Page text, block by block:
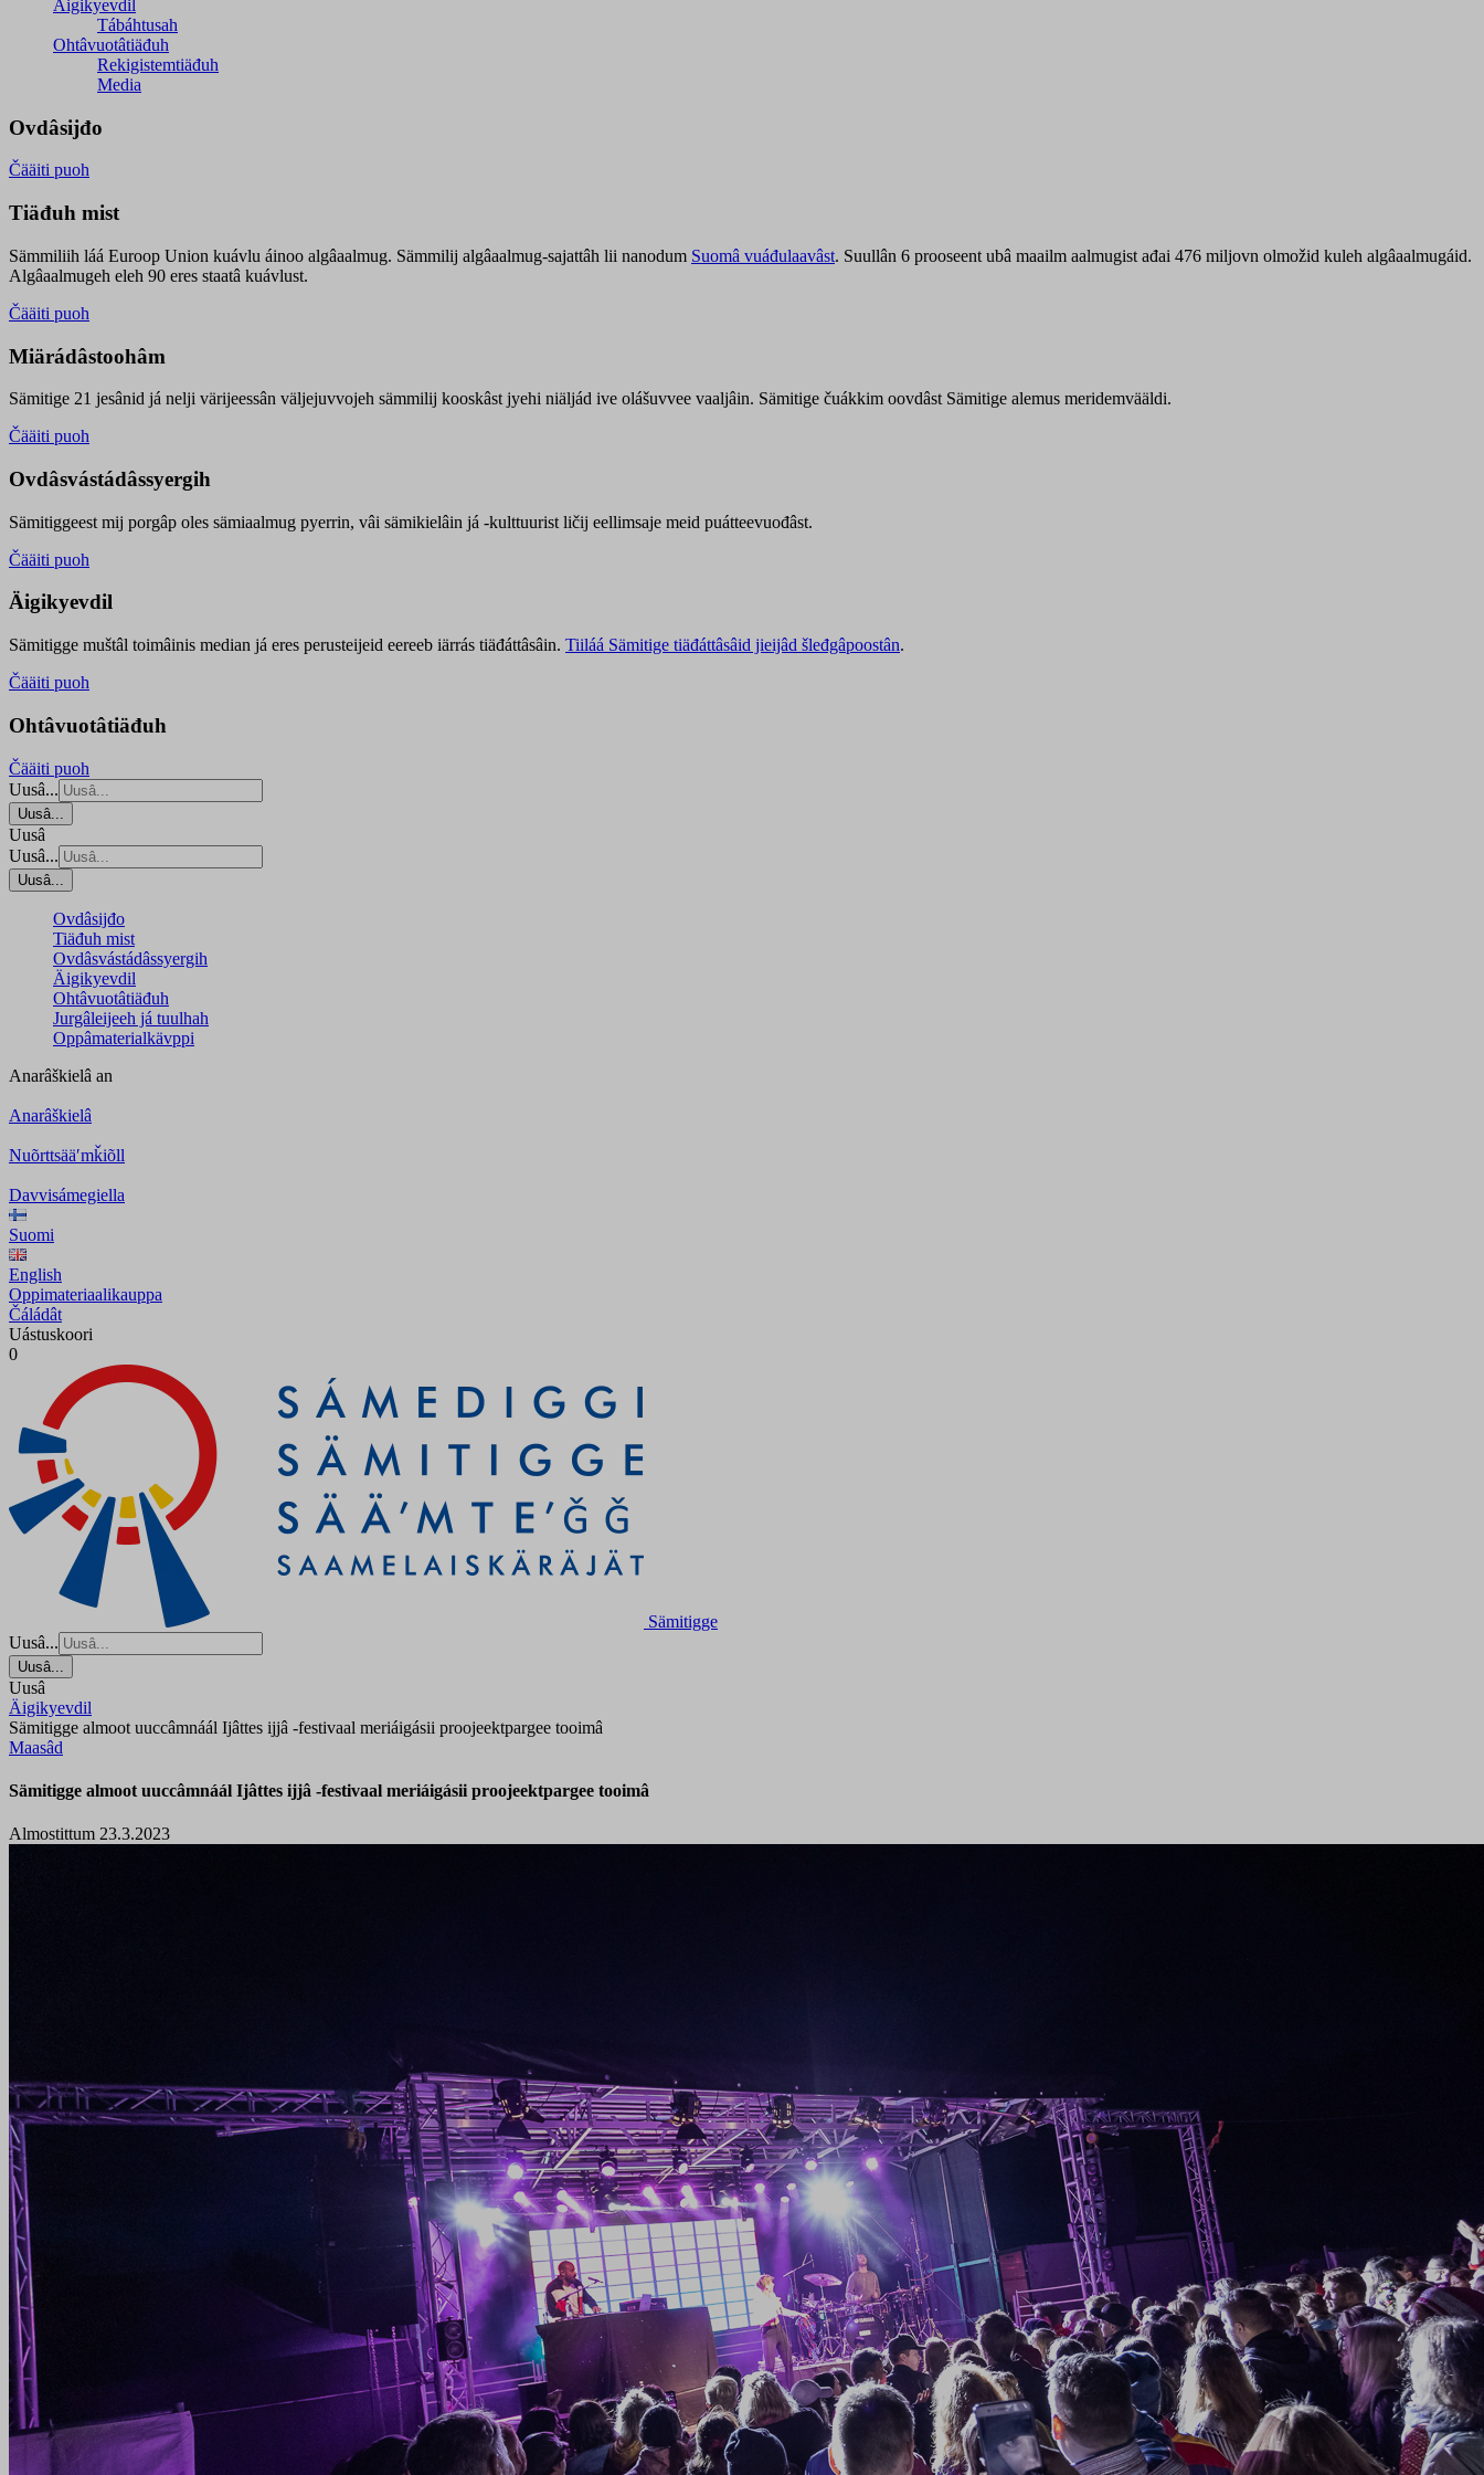
Äigikyevdil
Tábáhtusah
Ohtâvuotâtiäđuh
Rekigistemtiäđuh
Media
Ovdâsijđo
Čääiti puoh
Tiäđuh mist
Sämmiliih láá Euroop Union kuávlu áinoo algâaalmug. Sämmilij algâaalmug-sajattâh lii nanodum Suomâ vuáđulaavâst. Suullân 6 prooseent ubâ maailm aalmugist ađai 476 miljovn olmožid kuleh algâaalmugáid.
Algâaalmugeh eleh 90 eres staatâ kuávlust.
Čääiti puoh
Miärádâstoohâm
Sämitige 21 jesânid já nelji värijeessân väljejuvvojeh sämmilij kooskâst jyehi niäljád ive olášuvvee vaaljâin. Sämitige čuákkim oovdâst Sämitige alemus meridemvääldi.
Čääiti puoh
Ovdâsvástádâssyergih
Sämitiggeest mij porgâp oles sämiaalmug pyerrin, vâi sämikielâin já -kulttuurist ličij eellimsaje meid puátteevuođâst.
Čääiti puoh
Äigikyevdil
Sämitigge muštâl toimâinis median já eres perusteijeid eereeb iärrás tiäđáttâsâin. Tiiláá Sämitige tiäđáttâsâid jieijâd šleđgâpoostân.
Čääiti puoh
Ohtâvuotâtiäđuh
Čääiti puoh
Uusâ...
Uusâ...
Uusâ
Uusâ...
Uusâ...
Ovdâsijđo
Tiäđuh mist
Ovdâsvástádâssyergih
Äigikyevdil
Ohtâvuotâtiäđuh
Jurgâleijeeh já tuulhah
Oppâmaterialkävppi
Anarâškielâ an
Anarâškielâ
Nuõrttsääʹmǩiõll
Davvisámegiella
Suomi
English
Oppimateriaalikauppa
Čáládât
Uástuskoori
0
Sämitigge
Uusâ...
Uusâ...
Uusâ
Äigikyevdil
Sämitigge almoot uuccâmnáál Ijâttes ijjâ -festivaal meriáigásii proojeektpargee tooimâ
Maasâd
Sämitigge almoot uuccâmnáál Ijâttes ijjâ -festivaal meriáigásii proojeektpargee tooimâ
Almostittum 23.3.2023